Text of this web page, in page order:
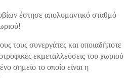
έστησε απολυμαντικό σταθμό
τους συνεργάτες και οποιαδήποτε
εκμεταλλεύσεις του χωριού
σημείο το οποίο είναι η